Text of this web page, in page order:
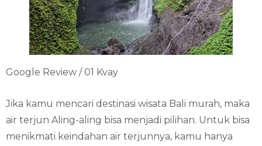
Google Review / 01 Kvay
Jika kamu mencari destinasi wisata Bali murah, maka
air terjun Aling-aling bisa menjadi pilihan. Untuk bisa
menikmati keindahan air terjunnya, kamu hanya